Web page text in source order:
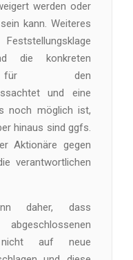
werden oder
kann. Weiteres
die konkreten
für den
und eine
noch möglich ist,
hinaus sind ggfs.
Aktionäre gegen
verantwortlichen
daher, dass
nicht auf neue